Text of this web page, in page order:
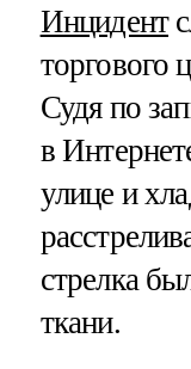
Инцидент
торгового
Судя по
в
улице и
стрелка
ткани.